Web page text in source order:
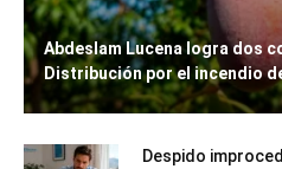
Abdeslam Lucena logra dos
Distribución por el incendio
Despido